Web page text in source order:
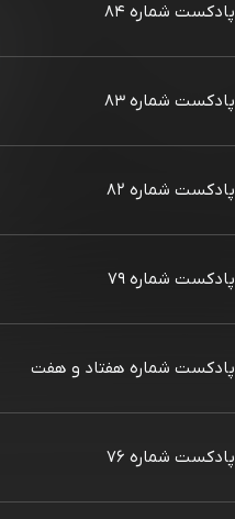
پادکست شماره ۸۴
پادکست شماره ۸۳
پادکست شماره ۸۲
پادکست شماره ۷۹
پادکست شماره هفتاد و هفت
پادکست شماره ۷۶